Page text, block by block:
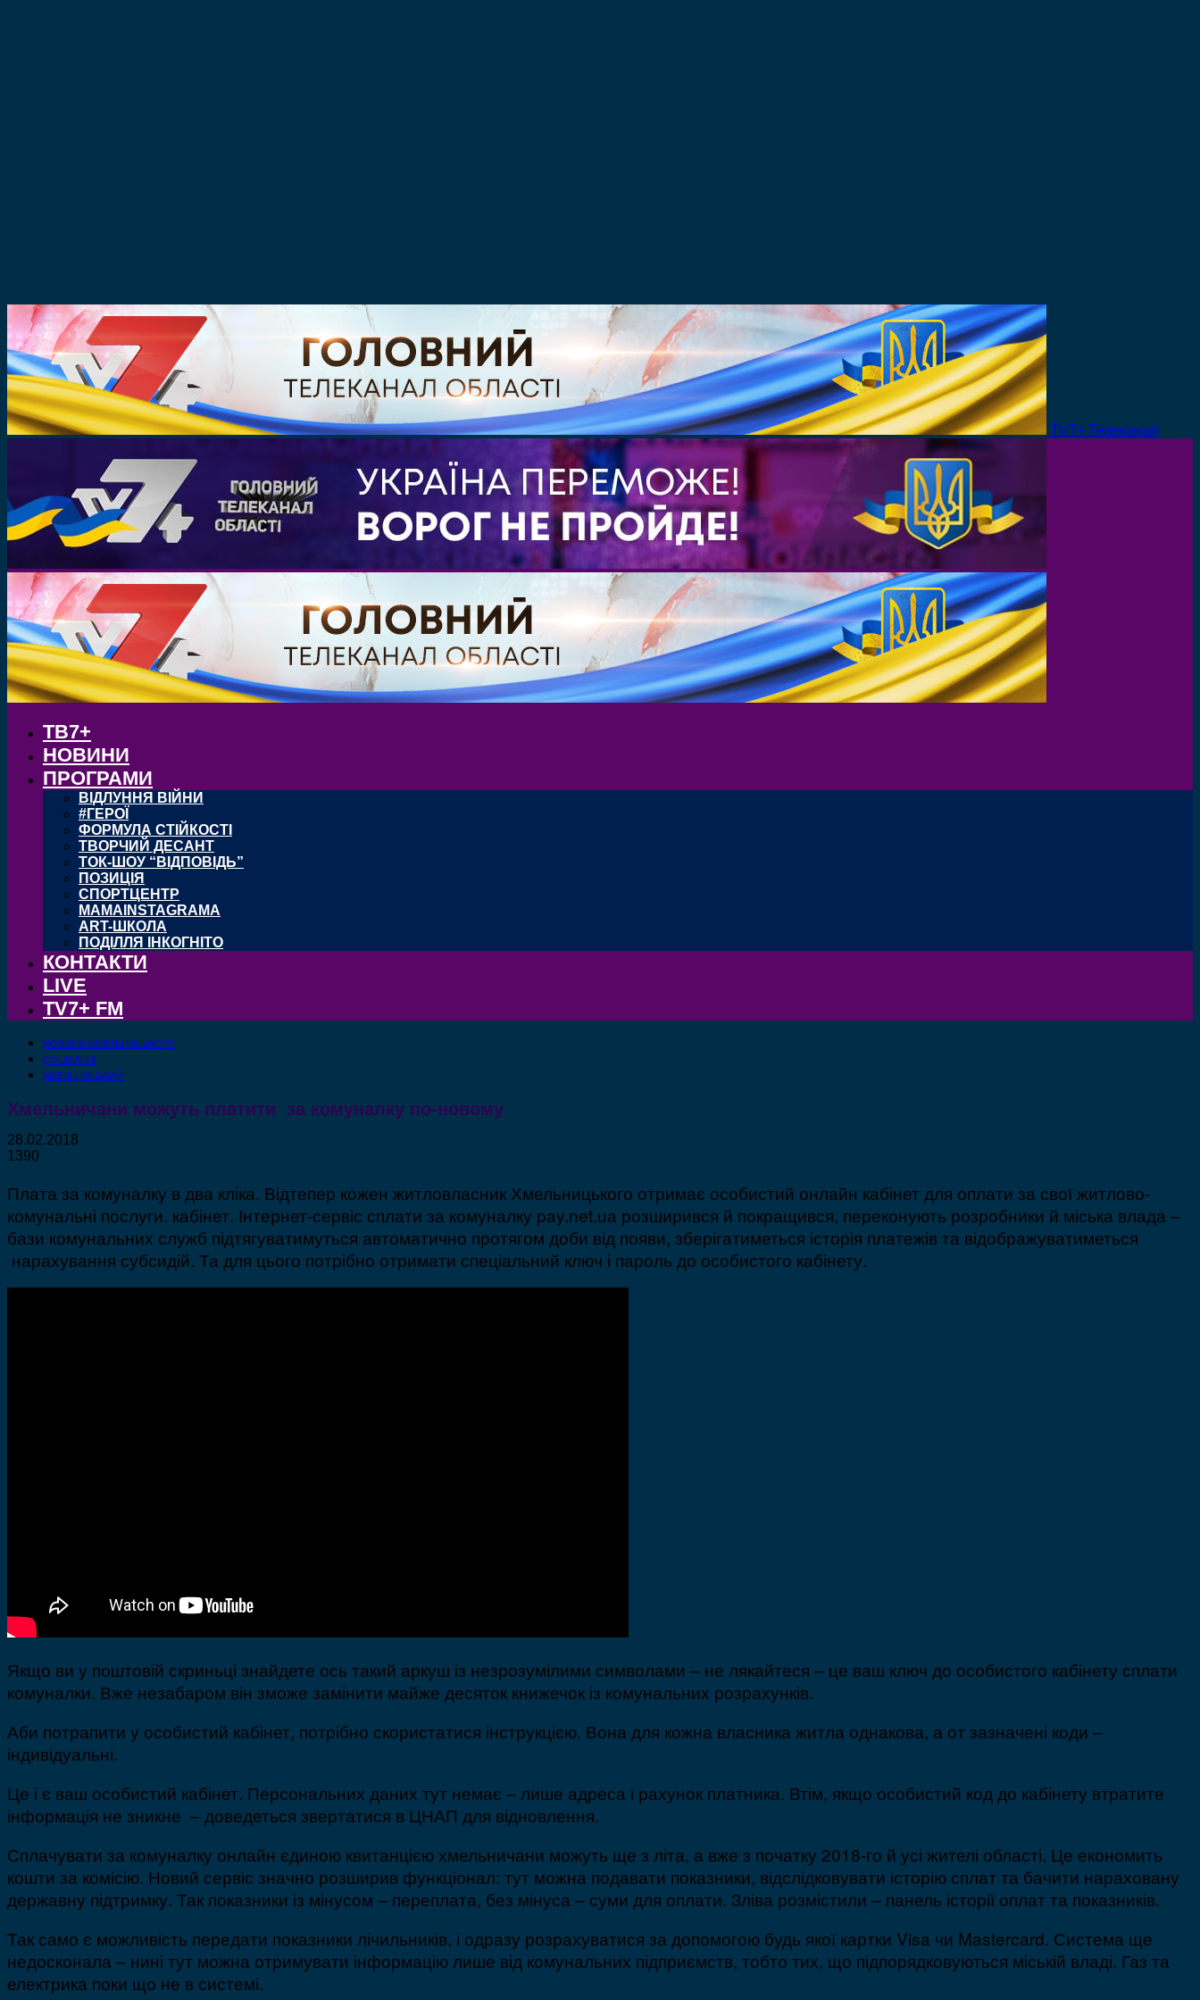
TV7+ Телеканал
ТВ7+
НОВИНИ
ПРОГРАМИ
ВІДЛУННЯ ВІЙНИ
#ГЕРОЇ
ФОРМУЛА СТІЙКОСТІ
ТВОРЧИЙ ДЕСАНТ
ТОК-ШОУ “ВІДПОВІДЬ”
ПОЗИЦІЯ
СПОРТЦЕНТР
MAMAINSTAGRAMA
ART-ШКОЛА
ПОДІЛЛЯ ІНКОГНІТО
КОНТАКТИ
LIVE
TV7+ FM
НОВИНИ ХМЕЛЬНИЦЬКОГО
СОЦІАЛЬНІ
ХМЕЛЬНИЦЬКИЙ
Хмельничани можуть платити за комуналку по-новому
28.02.2018
1390
Плата за комуналку в два кліка. Відтепер кожен житловласник Хмельницького отримає особистий онлайн кабінет для оплати за свої житлово-
комунальні послуги. кабінет. Інтернет-сервіс сплати за комуналку pay.net.ua розширився й покращився, переконують розробники й міська влада –
бази комунальних служб підтягуватимуться автоматично протягом доби від появи, зберігатиметься історія платежів та відображуватиметься
нарахування субсидій. Та для цього потрібно отримати спеціальний ключ і пароль до особистого кабінету.
Якщо ви у поштовій скриньці знайдете ось такий аркуш із незрозумілими символами – не лякайтеся – це ваш ключ до особистого кабінету сплати
комуналки. Вже незабаром він зможе замінити майже десяток книжечок із комунальних розрахунків.
Аби потрапити у особистий кабінет, потрібно скористатися інструкцією. Вона для кожна власника житла однакова, а от зазначені коди –
індивідуальні.
Це і є ваш особистий кабінет. Персональних даних тут немає – лише адреса і рахунок платника. Втім, якщо особистий код до кабінету втратите
інформація не зникне – доведеться звертатися в ЦНАП для відновлення.
Сплачувати за комуналку онлайн єдиною квитанцією хмельничани можуть ще з літа, а вже з початку 2018-го й усі жителі області. Це економить
кошти за комісію. Новий сервіс значно розширив функціонал: тут можна подавати показники, відслідковувати історію сплат та бачити нараховану
державну підтримку. Так показники із мінусом – переплата, без мінуса – суми для оплати. Зліва розмістили – панель історії оплат та показників.
Так само є можливість передати показники лічильників, і одразу розрахуватися за допомогою будь якої картки Visa чи Mastercard. Система ще
недосконала – нині тут можна отримувати інформацію лише від комунальних підприємств, тобто тих, що підпорядковуються міській владі. Газ та
електрика поки що не в системі.